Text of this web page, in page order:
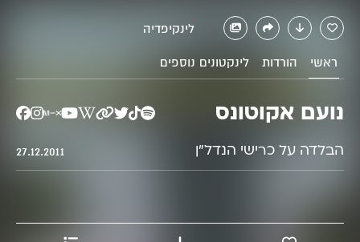
נועם
אקוטונס
לינקיפדיה
ראשי הורדות לינקטונים נוספים
נועם אקוטונס
הבלדה על כרישי הנדל"ן 27.12.2011